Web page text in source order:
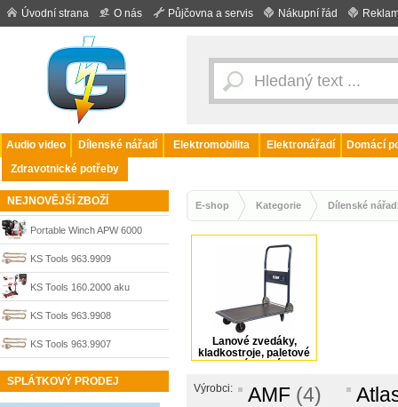
Úvodní strana O nás Půjčovna a servis Nákupní řád
Audio video Dílenské nářadí Elektromobilita Elektronářadí
Domácí
Zdravotnické potřeby
NEJNOVĚJŠÍ ZBOŽÍ
Portable Winch APW 6000
akumulátorový lanový naviják 3
kW, tažná síla až 3000 kg, bez
aku
KS Tools 963.9909
BRONZEplus řetězový
kladkostroj 3 t, 2 řetězy 3 m
KS Tools 160.2000 aku
hydraulický hliníkový zvedák
vozidel e-performance, 2 t,
KS Tools 963.9908
BRONZEplus řetězový
kladkostroj 2 t, 2 řetězy 2,5 m
KS Tools 963.9907
BRONZEplus řetězový
SPLÁTKOVÝ PRODEJ
E-shop Kategorie Dílenské
Lanové zvedáky,
kladkostroje, paletové
vozíky, jiné
Výrobci:
AMF (4)